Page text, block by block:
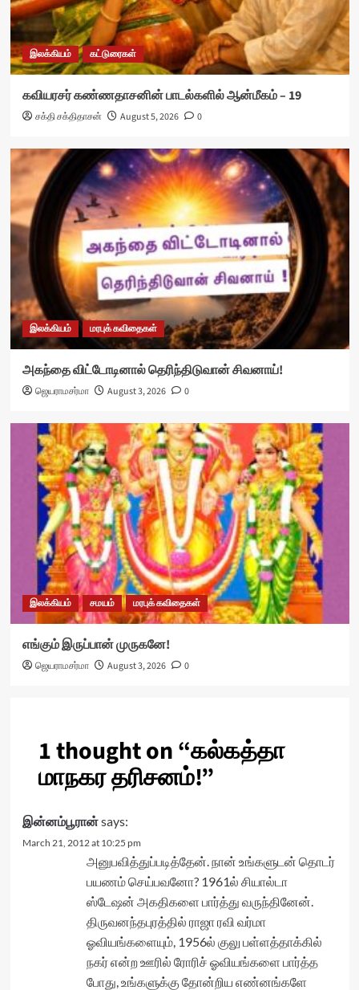
இலக்கியம் கட்டுரைகள்
கவியரசர் கண்ணதாசனின் பாடல்களில் ஆன்மீகம் – 19
சக்தி சக்திதாசன் August 5, 2026 0
இலக்கியம் மரபுக் கவிதைகள்
அகந்தை விட்டோடினால் தெரிந்திடுவான் சிவனாய்!
ஜெயராமசர்மா August 3, 2026 0
இலக்கியம் சமயம் மரபுக் கவிதைகள்
எங்கும் இருப்பான் முருகனே!
ஜெயராமசர்மா August 3, 2026 0
1 thought on “கல்கத்தா
மாநகர தரிசனம்!”
இன்னம்பூரான்says:
March 21, 2012 at 10:25 pm
அனுபவித்துப்படித்தேன். நான் உங்களுடன் தொடர்
பயணம் செய்பவனோ? 1961ல் சியால்டா
ஸ்டேஷன் அகதிகளை பார்த்து வருந்தினேன்.
திருவனந்தபுரத்தில் ராஜா ரவி வர்மா
ஓவியங்களையும், 1956ல் குலு பள்ளத்தாக்கில்
நகர் என்ற ஊரில் ரோரிச் ஓவியங்களை பார்த்த
போது, உங்களுக்கு தோன்றிய எண்னங்களே